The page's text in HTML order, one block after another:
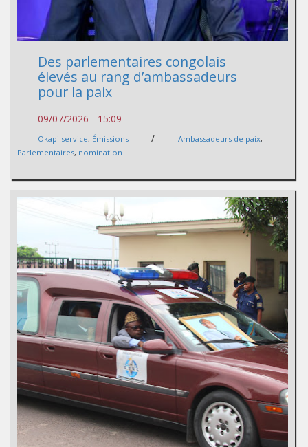
Des parlementaires congolais
élevés au rang d’ambassadeurs
pour la paix
09/07/2026 - 15:09
Okapi service, Émissions / Ambassadeurs de paix,
Parlementaires, nomination